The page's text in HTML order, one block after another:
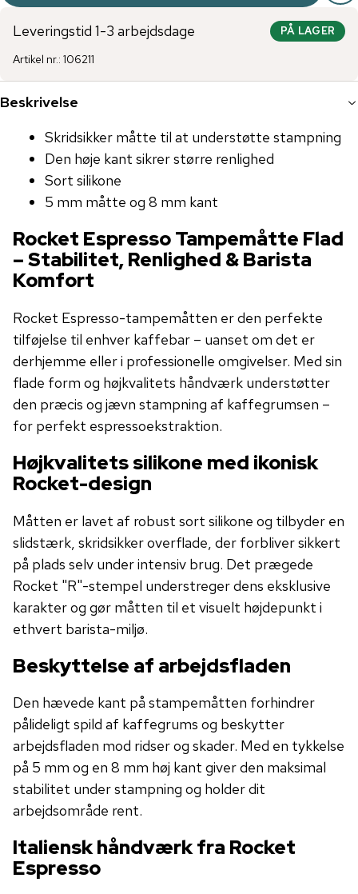
Leveringstid 1-3 arbejdsdage PÅ LAGER
Artikel nr.: 106211
Beskrivelse
Skridsikker måtte til at understøtte stampning
Den høje kant sikrer større renlighed
Sort silikone
5 mm måtte og 8 mm kant
Rocket Espresso Tampemåtte Flad
– Stabilitet, Renlighed & Barista
Komfort
Rocket Espresso-tampemåtten er den perfekte
tilføjelse til enhver kaffebar – uanset om det er
derhjemme eller i professionelle omgivelser. Med sin
flade form og højkvalitets håndværk understøtter
den præcis og jævn stampning af kaffegrumsen –
for perfekt espressoekstraktion.
Højkvalitets silikone med ikonisk
Rocket-design
Måtten er lavet af robust sort silikone og tilbyder en
slidstærk, skridsikker overflade, der forbliver sikkert
på plads selv under intensiv brug. Det prægede
Rocket "R"-stempel understreger dens eksklusive
karakter og gør måtten til et visuelt højdepunkt i
ethvert barista-miljø.
Beskyttelse af arbejdsfladen
Den hævede kant på stampemåtten forhindrer
pålideligt spild af kaffegrums og beskytter
arbejdsfladen mod ridser og skader. Med en tykkelse
på 5 mm og en 8 mm høj kant giver den maksimal
stabilitet under stampning og holder dit
arbejdsområde rent.
Italiensk håndværk fra Rocket
Espresso